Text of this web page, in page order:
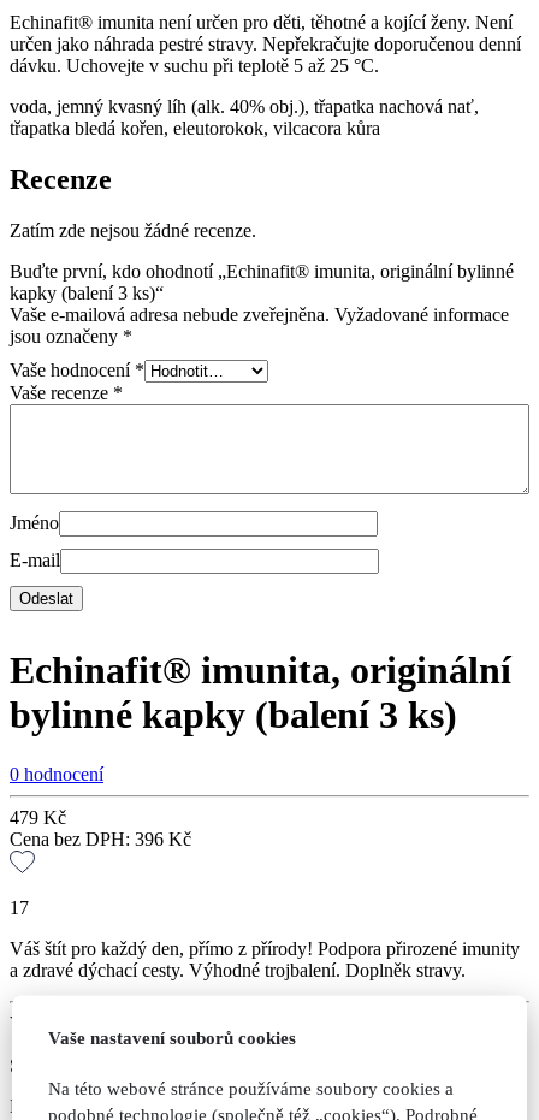
Echinafit® imunita není určen pro děti, těhotné a kojící ženy. Není
určen jako náhrada pestré stravy. Nepřekračujte doporučenou denní
dávku. Uchovejte v suchu při teplotě 5 až 25 °C.
voda, jemný kvasný líh (alk. 40% obj.), třapatka nachová nať,
třapatka bledá kořen, eleutorokok, vilcacora kůra
Recenze
Zatím zde nejsou žádné recenze.
Buďte první, kdo ohodnotí „Echinafit® imunita, originální bylinné
kapky (balení 3 ks)“
Vaše e-mailová adresa nebude zveřejněna. Vyžadované informace
jsou označeny *
Vaše hodnocení *
Vaše recenze *
Jméno
E-mail
Echinafit® imunita, originální
bylinné kapky (balení 3 ks)
0 hodnocení
479 Kč
Cena bez DPH: 396 Kč
17
Váš štít pro každý den, přímo z přírody! Podpora přirozené imunity
a zdravé dýchací cesty. Výhodné trojbalení. Doplněk stravy.
Varianty
Skladem
Expedujeme do druhého dne po uhrazení
Vaše nastavení souborů cookies
Na této webové stránce používáme soubory cookies a
podobné technologie (společně též „cookies“). Podrobné